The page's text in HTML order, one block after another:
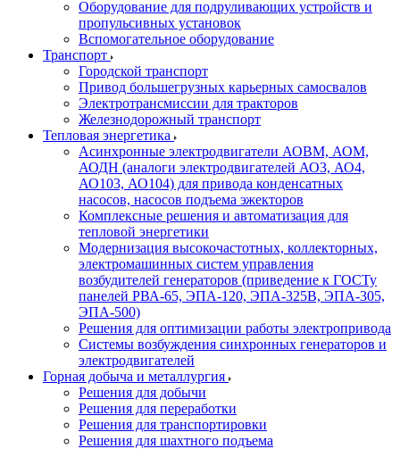
Оборудование для подруливающих устройств и
пропульсивных установок
Вспомогательное оборудование
Транспорт
Городской транспорт
Привод большегрузных карьерных самосвалов
Электротрансмиссии для тракторов
Железнодорожный транспорт
Тепловая энергетика
Асинхронные электродвигатели АОВМ, АОМ,
АОДН (аналоги электродвигателей АО3, АО4,
АО103, АО104) для привода конденсатных
насосов, насосов подъема эжекторов
Комплексные решения и автоматизация для
тепловой энергетики
Модернизация высокочастотных, коллекторных,
электромашинных систем управления
возбудителей генераторов (приведение к ГОСТу
панелей РВА-65, ЭПА-120, ЭПА-325В, ЭПА-305,
ЭПА-500)
Решения для оптимизации работы электропривода
Системы возбуждения синхронных генераторов и
электродвигателей
Горная добыча и металлургия
Решения для добычи
Решения для переработки
Решения для транспортировки
Решения для шахтного подъема